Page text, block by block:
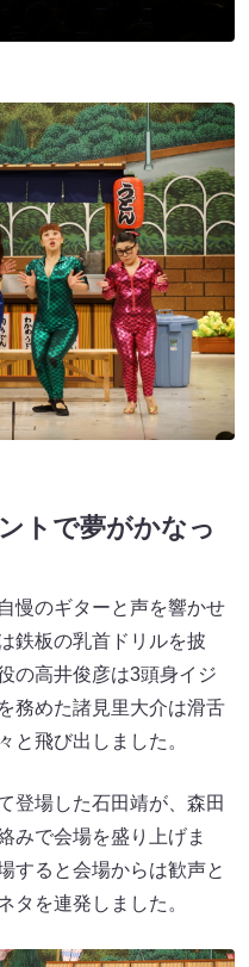
トで夢がかなっ
慢のギターと声を響かせ
鉄板の乳首ドリルを披
の高井俊彦は3頭身イジ
務めた諸見里大介は滑舌
と飛び出しました。
登場した石田靖が、森田
みで会場を盛り上げま
すると会場からは歓声と
タを連発しました。